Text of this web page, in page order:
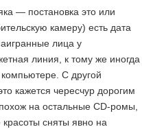
— постановка это или
камеру) есть дата
лица у
линия, к тому же иногда
С другой
кажется чересчур дорогим
на остальные CD-ромы,
сняты явно на